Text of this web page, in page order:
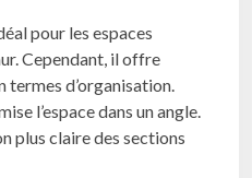
pour les espaces
Cependant, il offre
d’organisation.
l’espace dans un angle.
plus claire des sections